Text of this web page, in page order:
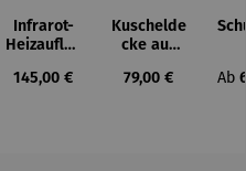
Infrarot-
Heizauflag
Regulärer Preis:
145,00 €
Kuschelde
cke aus
Regulärer Preis:
79,00 €
b
Ab